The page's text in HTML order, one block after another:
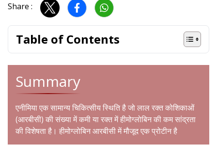
Share :
Table of Contents
Summary
एनीमिया एक सामान्य चिकित्सीय स्थिति है जो लाल रक्त कोशिकाओं
(आरबीसी) की संख्या में कमी या रक्त में हीमोग्लोबिन की कम सांद्रता
की विशेषता है। हीमोग्लोबिन आरबीसी में मौजूद एक प्रोटीन है